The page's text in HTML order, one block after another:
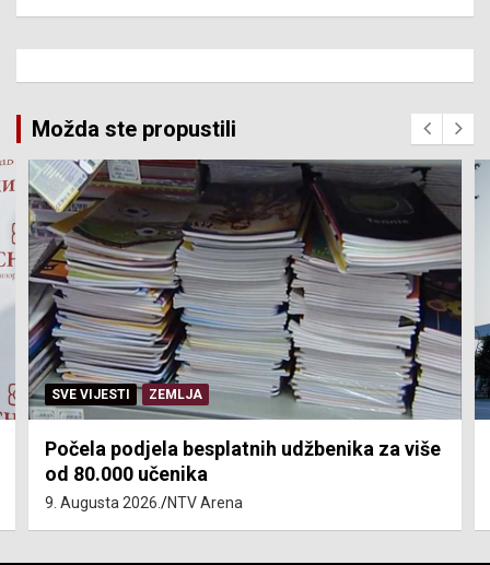
Možda ste propustili
SVE VIJESTI ZEMLJA
Počela podjela besplatnih udžbenika za više
od 80.000 učenika
9. Augusta 2026. NTV Arena